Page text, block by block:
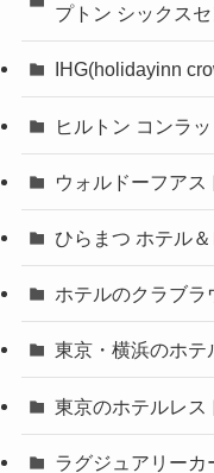
プトン シックスセ
IHG(holidayinn
ヒルトン コンラ
ウォルドーフアス
ひらまつ ホテル
ホテルのクラブラ
東京・横浜のホテ
東京のホテルレス
ラグジュアリーカ